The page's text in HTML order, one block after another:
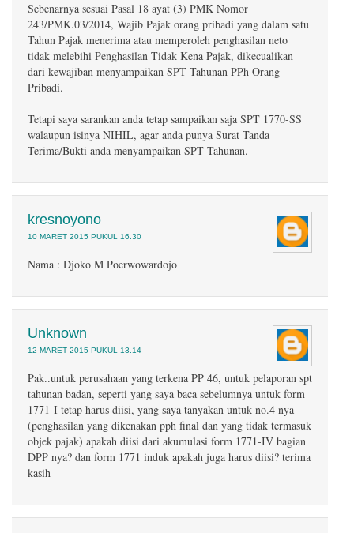
Sebenarnya sesuai Pasal 18 ayat (3) PMK Nomor
243/PMK.03/2014, Wajib Pajak orang pribadi yang dalam satu
Tahun Pajak menerima atau memperoleh penghasilan neto
tidak melebihi Penghasilan Tidak Kena Pajak, dikecualikan
dari kewajiban menyampaikan SPT Tahunan PPh Orang
Pribadi.
Tetapi saya sarankan anda tetap sampaikan saja SPT 1770-SS
walaupun isinya NIHIL, agar anda punya Surat Tanda
Terima/Bukti anda menyampaikan SPT Tahunan.
kresnoyono
10 MARET 2015 PUKUL 16.30
Nama : Djoko M Poerwowardojo
Unknown
12 MARET 2015 PUKUL 13.14
Pak..untuk perusahaan yang terkena PP 46, untuk pelaporan spt
tahunan badan, seperti yang saya baca sebelumnya untuk form
1771-I tetap harus diisi, yang saya tanyakan untuk no.4 nya
(penghasilan yang dikenakan pph final dan yang tidak termasuk
objek pajak) apakah diisi dari akumulasi form 1771-IV bagian
DPP nya? dan form 1771 induk apakah juga harus diisi? terima
kasih